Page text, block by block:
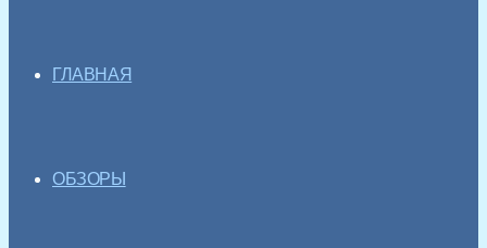
ГЛАВНАЯ
ОБЗОРЫ